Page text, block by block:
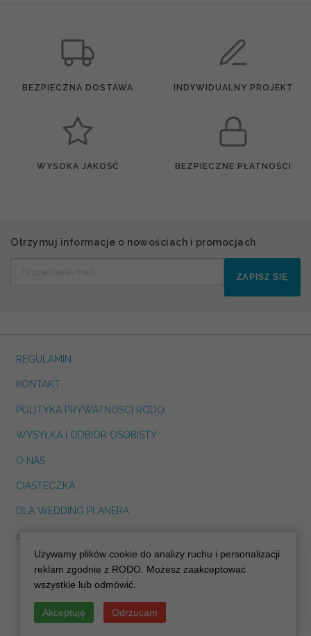
BEZPIECZNA DOSTAWA INDYWIDUALNY PROJEKT
WYSOKA JAKOŚĆ BEZPIECZNE PŁATNOŚCI
Otrzymuj informacje o nowościach i promocjach
ZAPISZ SIĘ
REGULAMIN
KONTAKT
POLITYKA PRYWATNOSCI RODO
WYSYŁKA I ODBIÓR OSOBISTY
O NAS
CIASTECZKA
DLA WEDDING PLANERA
dreskot.com
info@decoris.pl
Używamy plików cookie do analizy ruchu i personalizacji
reklam zgodnie z RODO. Możesz zaakceptować
wszystkie lub odmówić.
Akceptuję Odrzucam